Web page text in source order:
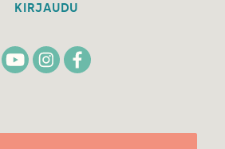
KIRJAUDU